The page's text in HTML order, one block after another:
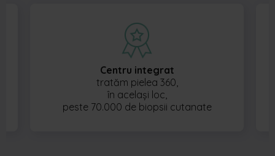
Centru integrat
tratăm pielea 360,
în același loc,
peste 70.000 de biopsii cutanate